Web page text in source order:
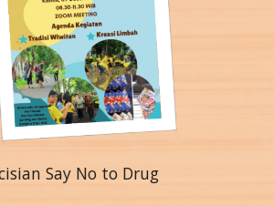
Say No to Drug